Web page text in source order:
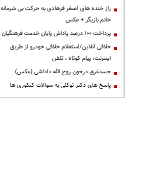
راز خنده های اصغر فرهادی به حرکت بی شرمانه
خانم بازیگر + عکس
پرداخت ۱۰۰ درصد پاداش پایان خدمت فرهنگیان
خلافی آنلاین/استعلام خلافی خودرو از طریق
اینترنت، پیام کوتاه ، تلفن
جسدغرق درخون روح الله داداشی (عکس)
پاسخ های دکتر توکلی به سوالات کنکوری ها